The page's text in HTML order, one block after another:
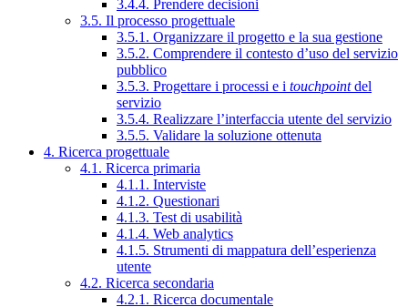
3.4.4. Prendere decisioni
3.5. Il processo progettuale
3.5.1. Organizzare il progetto e la sua gestione
3.5.2. Comprendere il contesto d’uso del servizio
pubblico
3.5.3. Progettare i processi e i touchpointdel
servizio
3.5.4. Realizzare l’interfaccia utente del servizio
3.5.5. Validare la soluzione ottenuta
4. Ricerca progettuale
4.1. Ricerca primaria
4.1.1. Interviste
4.1.2. Questionari
4.1.3. Test di usabilità
4.1.4. Web analytics
4.1.5. Strumenti di mappatura dell’esperienza
utente
4.2. Ricerca secondaria
4.2.1. Ricerca documentale